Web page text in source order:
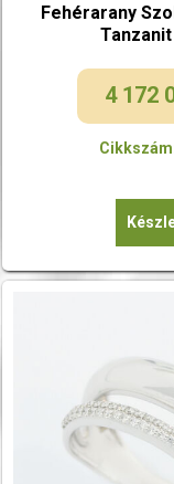
Fehérarany
4 172